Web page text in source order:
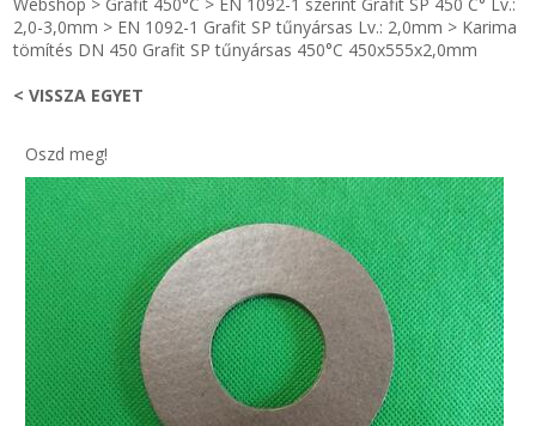
HŰTŐMÁGNES KERET - FÓLIA
GÉPÉSZET-PÉBÉ-gáz - KÉSZLETEK
IPARI KARIMA TÖMÍTÉS
TÖMÍTŐ TÁBLA - SZIGETELŐ LEMEZ
GUMILEMEZ - FILC - HÓTOLÓ
TÖMÍTŐ ZSINÓR - RAGASZTÓ
Termékek
Rólunk
Egyedi gyártás
Hírek
Kapcsolat
2,0-3,0mm > EN 1092-1 Grafit SP tűnyársas Lv.: 2,0mm > Karima
tömítés DN 450 Grafit SP tűnyársas 450°C 450x555x2,0mm
< VISSZA EGYET
Oszd meg!